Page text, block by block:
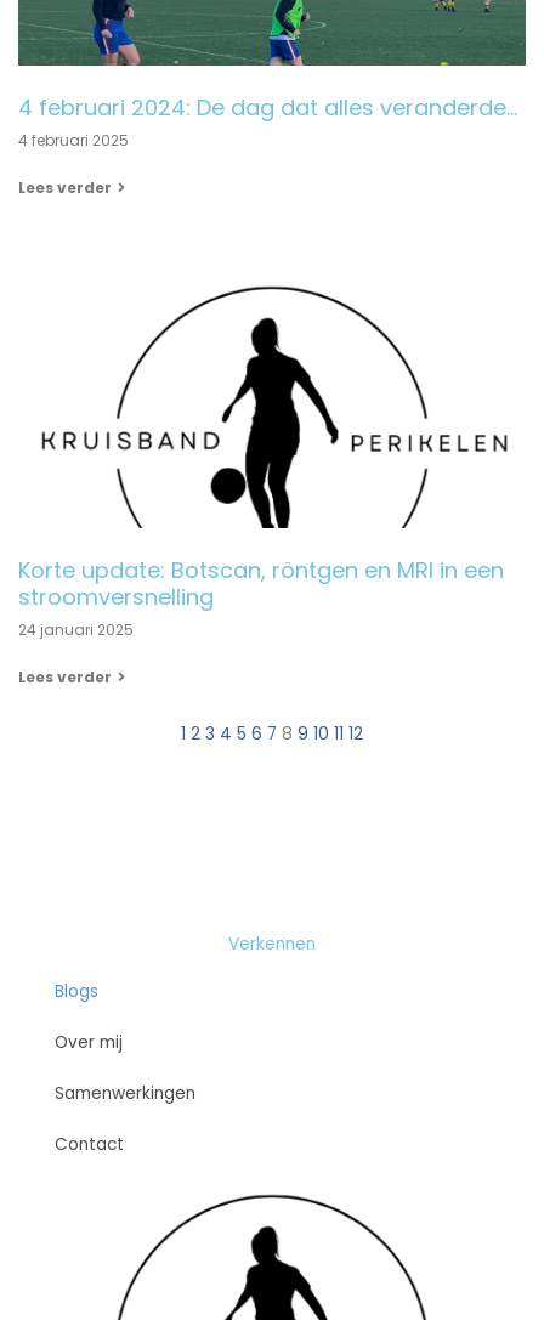
4 februari 2024: De dag dat alles veranderde…
4 februari 2025
Lees verder
Korte update: Botscan, röntgen en MRI in een
stroomversnelling
24 januari 2025
Lees verder
1 2 3 4 5 6 7 8 9 10 11 12
Verkennen
Blogs
Over mij
Samenwerkingen
Contact